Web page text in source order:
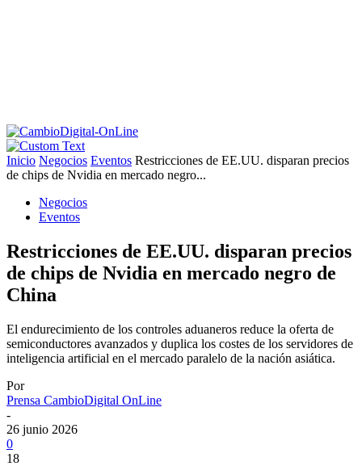
Inicio Negocios Eventos Restricciones de EE.UU. disparan precios
de chips de Nvidia en mercado negro...
Negocios
Eventos
Restricciones de EE.UU. disparan precios
de chips de Nvidia en mercado negro de
China
El endurecimiento de los controles aduaneros reduce la oferta de
semiconductores avanzados y duplica los costes de los servidores de
inteligencia artificial en el mercado paralelo de la nación asiática.
Por
Prensa CambioDigital OnLine
-
26 junio 2026
0
18